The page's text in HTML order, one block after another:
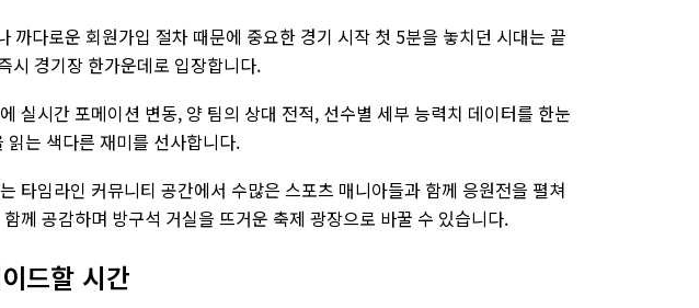
까다로운 회원가입 절차 때문에 중요한 경기 시작 첫 5분을 놓치던 시대는 끝
시 경기장 한가운데로 입장합니다.
실시간 포메이션 변동, 양 팀의 상대 전적, 선수별 세부 능력치 데이터를 한눈
는 색다른 재미를 선사합니다.
타임라인 커뮤니티 공간에서 수많은 스포츠 매니아들과 함께 응원전을 펼쳐
께 공감하며 방구석 거실을 뜨거운 축제 광장으로 바꿀 수 있습니다.
드할 시간